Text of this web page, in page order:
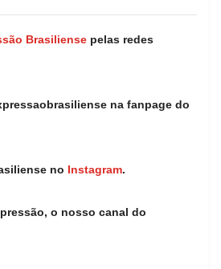
Brasiliense pelas redes
na fanpage do
no Instagram.
o nosso canal do